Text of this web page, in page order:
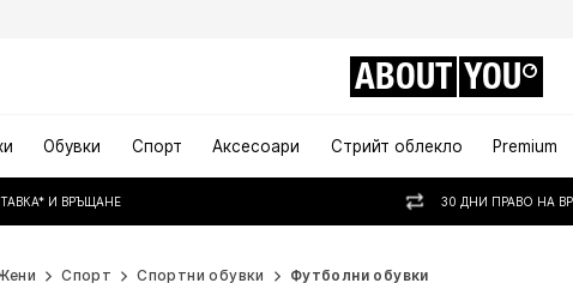
ABOUT YOU
Обувки Спорт Аксесоари Стрийт облекло Premium
И ВРЪЩАНЕ 30 ДНИ ПРАВО НА
Спорт Спортни обувки Футболни обувки